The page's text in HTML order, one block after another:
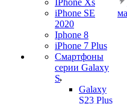
IPhone Xs
iPhone SE
2020
Iphone 8
iPhone 7 Plus
Смартфоны
серии Galaxy
S
Galaxy
S23 Plus